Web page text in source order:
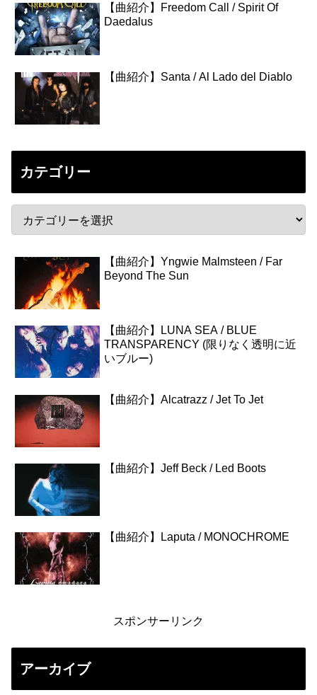
【曲紹介】Freedom Call / Spirit Of
Daedalus
【曲紹介】Santa / Al Lado del Diablo
カテゴリー
【曲紹介】Yngwie Malmsteen / Far
Beyond The Sun
【曲紹介】LUNA SEA / BLUE
TRANSPARENCY (限りなく透明に近
いブルー)
【曲紹介】Alcatrazz / Jet To Jet
【曲紹介】Jeff Beck / Led Boots
【曲紹介】Laputa / MONOCHROME
スポンサーリンク
アーカイブ